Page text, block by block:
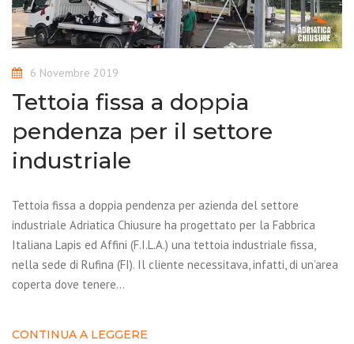
6 Novembre 2019
Tettoia fissa a doppia
pendenza per il settore
industriale
Tettoia fissa a doppia pendenza per azienda del settore
industriale Adriatica Chiusure ha progettato per la Fabbrica
Italiana Lapis ed Affini (F.I.L.A.) una tettoia industriale fissa,
nella sede di Rufina (FI). Il cliente necessitava, infatti, di un’area
coperta dove tenere…
CONTINUA A LEGGERE